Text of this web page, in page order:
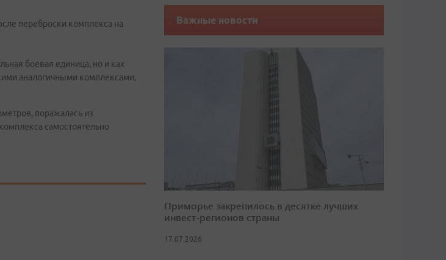
переброски комплекса на
боевая единица, но и как
аналогичными комплексами,
поражалась из
самостоятельно
Важные новости
Приморье закрепилось в десятке лучших
инвест-регионов страны
17.07.2026